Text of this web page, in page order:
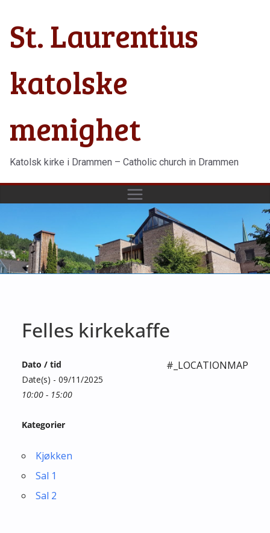
innholdet
St. Laurentius
katolske
menighet
Katolsk kirke i Drammen – Catholic church in Drammen
Felles kirkekaffe
#_LOCATIONMAP
Dato / tid
Date(s) - 09/11/2025
10:00 - 15:00
Kategorier
Kjøkken
Sal 1
Sal 2